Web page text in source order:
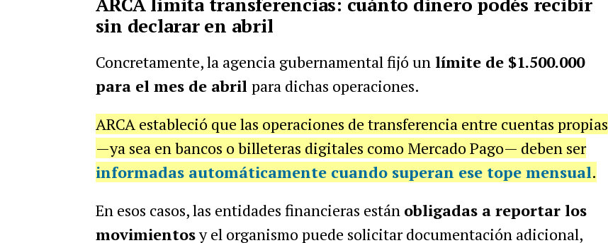
sin declarar en abril
Concretamente, la agencia gubernamental fijó unlímite de $1.500.000
para el mes de abril para dichas operaciones.
ARCA estableció que las operaciones de transferencia entre cuentas propias
—ya sea en bancos o billeteras digitales como Mercado Pago— deben ser
informadas automáticamente cuando superan ese tope mensual.
En esos casos, las entidades financieras están obligadas a reportar los
movimientosy el organismo puede solicitar documentación adicional,